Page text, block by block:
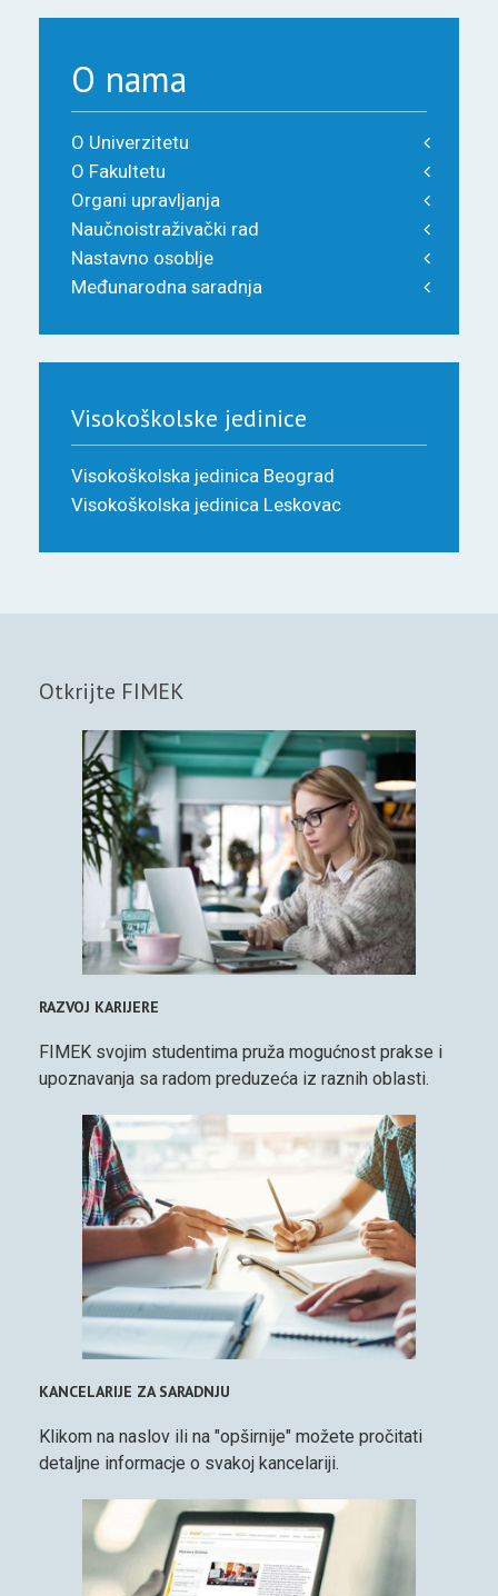
O nama
O Univerzitetu
O Fakultetu
Organi upravljanja
Naučnoistraživački rad
Nastavno osoblje
Međunarodna saradnja
Visokoškolske jedinice
Visokoškolska jedinica Beograd
Visokoškolska jedinica Leskovac
Otkrijte FIMEK
RAZVOJ KARIJERE
FIMEK svojim studentima pruža mogućnost prakse i
upoznavanja sa radom preduzeća iz raznih oblasti.
KANCELARIJE ZA SARADNJU
Klikom na naslov ili na "opširnije" možete pročitati
detaljne informacje o svakoj kancelariji.